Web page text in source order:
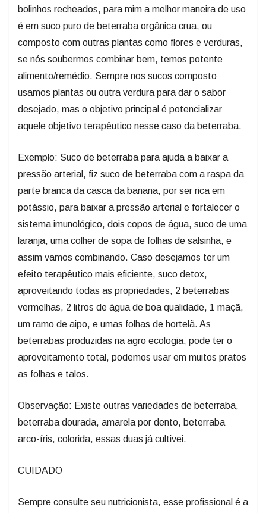
bolinhos recheados, para mim a melhor maneira de uso
é em suco puro de beterraba orgânica crua, ou
composto com outras plantas como flores e verduras,
se nós soubermos combinar bem, temos potente
alimento/remédio. Sempre nos sucos composto
usamos plantas ou outra verdura para dar o sabor
desejado, mas o objetivo principal é potencializar
aquele objetivo terapêutico nesse caso da beterraba.
Exemplo: Suco de beterraba para ajuda a baixar a
pressão arterial, fiz suco de beterraba com a raspa da
parte branca da casca da banana, por ser rica em
potássio, para baixar a pressão arterial e fortalecer o
sistema imunológico, dois copos de água, suco de uma
laranja, uma colher de sopa de folhas de salsinha, e
assim vamos combinando. Caso desejamos ter um
efeito terapêutico mais eficiente, suco detox,
aproveitando todas as propriedades, 2 beterrabas
vermelhas, 2 litros de água de boa qualidade, 1 maçã,
um ramo de aipo, e umas folhas de hortelã. As
beterrabas produzidas na agro ecologia, pode ter o
aproveitamento total, podemos usar em muitos pratos
as folhas e talos.
Observação: Existe outras variedades de beterraba,
beterraba dourada, amarela por dento, beterraba
arco-íris, colorida, essas duas já cultivei.
CUIDADO
Sempre consulte seu nutricionista, esse profissional é a